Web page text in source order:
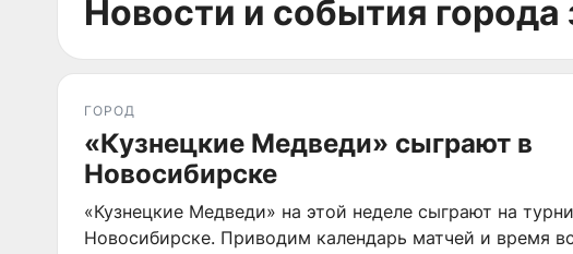
Новости и события города
ГОРОД
«Кузнецкие Медведи» сыграют в
Новосибирске
«Кузнецкие Медведи» на этой неделе сыграют на
Новосибирске. Приводим календарь матчей и время